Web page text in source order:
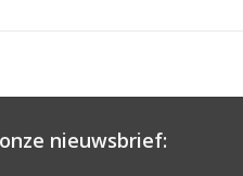
nieuwsbrief: